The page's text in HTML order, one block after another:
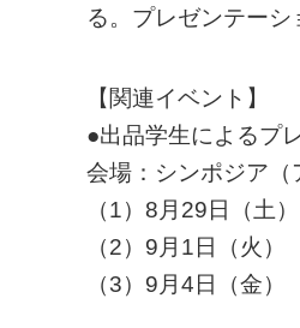
る。プレゼンテーシ
【関連イベント】
●出品学生によるプ
会場：シンポジア（
（1）8月29日（土
（2）9月1日（火
（3）9月4日（金